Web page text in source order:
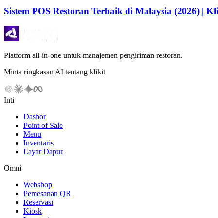
Sistem POS Restoran Terbaik di Malaysia (2026) |
Platform all-in-one untuk manajemen pengiriman restoran.
Minta ringkasan AI tentang klikit
Inti
Dasbor
Point of Sale
Menu
Inventaris
Layar Dapur
Omni
Webshop
Pemesanan QR
Reservasi
Kiosk